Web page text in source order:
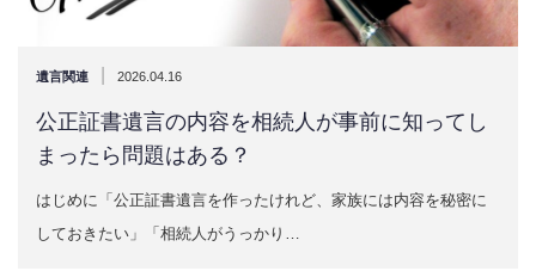
遺言関連 2026.04.16
公正証書遺言の内容を相続人が事前に知ってし
まったら問題はある？
はじめに「公正証書遺言を作ったけれど、家族には内容を秘密に
しておきたい」「相続人がうっかり…